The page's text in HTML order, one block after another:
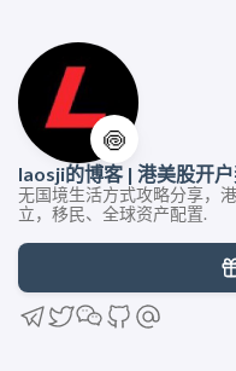
🍥
laosji的博客 | 港美股开
无国境生活方式攻略分享，
立，移民、全球资产配置.